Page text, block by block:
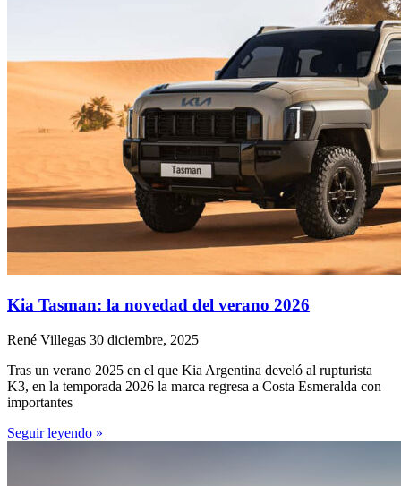
Kia Tasman: la novedad del verano 2026
René Villegas 30 diciembre, 2025
Tras un verano 2025 en el que Kia Argentina develó al rupturista
K3, en la temporada 2026 la marca regresa a Costa Esmeralda con
importantes
Seguir leyendo »